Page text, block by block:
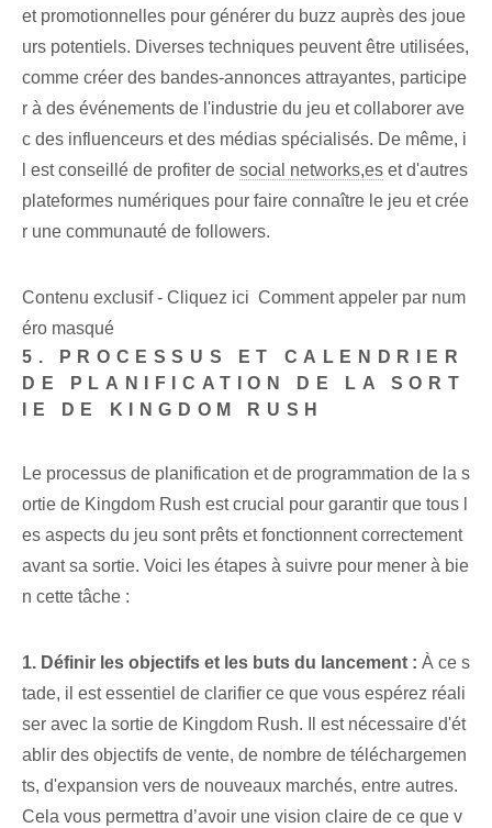
et promotionnelles pour générer du buzz auprès des joue
urs potentiels. Diverses techniques peuvent être utilisées,
comme créer des bandes-annonces attrayantes, participe
r à des événements de l'industrie du jeu et collaborer ave
c des influenceurs et des médias spécialisés. De même, i
l est conseillé de profiter de social networks,es et d'autres
plateformes numériques pour faire connaître le jeu et crée
r une communauté de followers.
Contenu exclusif - Cliquez ici Comment appeler par num
éro masqué
5. PROCESSUS ET CALENDRIER
DE PLANIFICATION DE LA SORT
IE DE KINGDOM RUSH
Le processus de planification et de programmation de la s
ortie de Kingdom Rush est crucial pour garantir que tous l
es aspects du jeu sont prêts et fonctionnent correctement
avant sa sortie. Voici les étapes à suivre pour mener à bie
n cette tâche :
1. Définir les objectifs et les buts du lancement : À ce s
tade, il est essentiel de clarifier ce que vous espérez réali
ser avec la sortie de Kingdom Rush. Il est nécessaire d'ét
ablir des objectifs de vente, de nombre de téléchargemen
ts, d'expansion vers de nouveaux marchés, entre autres.
Cela vous permettra d’avoir une vision claire de ce que v